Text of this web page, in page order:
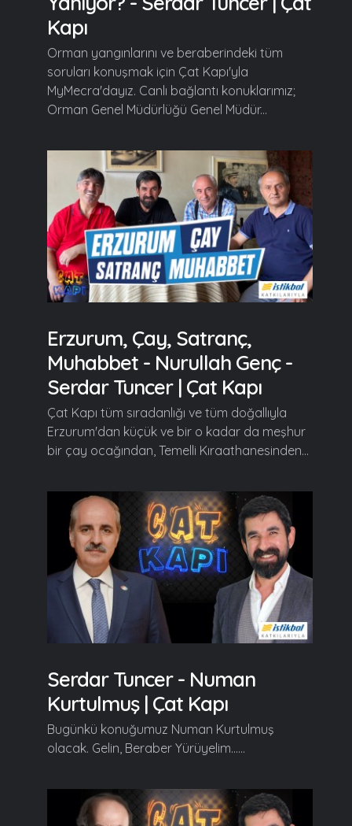
Kapı
Orman yangınlarını ve beraberindeki tüm
soruları konuşmak için Çat Kapı'yla
MyMecra'dayız. Canlı bağlantı konuklarımız;
Orman Genel Müdürlüğü Genel Müdür...
Erzurum, Çay, Satranç,
Muhabbet - Nurullah Genç -
Serdar Tuncer | Çat Kapı
Çat Kapı tüm sıradanlığı ve tüm doğallıyla
Erzurum'dan küçük ve bir o kadar da meşhur
bir çay ocağından, Temelli Kıraathanesinden...
Serdar Tuncer - Numan
Kurtulmuş | Çat Kapı
Bugünkü konuğumuz Numan Kurtulmuş
olacak. Gelin, Beraber Yürüyelim......